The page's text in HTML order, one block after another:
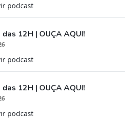
podcast
das 12H | OUÇA AQUI!
podcast
das 12H | OUÇA AQUI!
podcast